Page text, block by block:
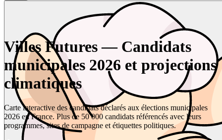
Villes Futures — Candidats
municipales 2026 et projections
climatiques
Carte interactive des candidats déclarés aux élections municipales
2026 en France. Plus de 50 000 candidats référencés avec leurs
programmes, sites de campagne et étiquettes politiques.